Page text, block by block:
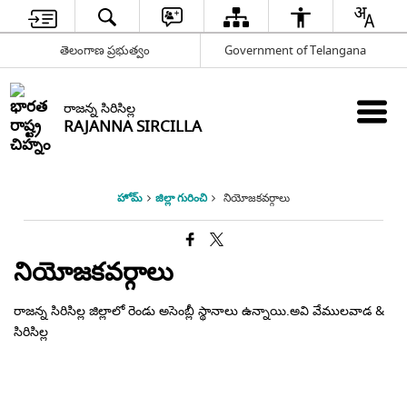
తెలంగాణ ప్రభుత్వం Government of Telangana
రాజన్న సిరిసిల్ల
RAJANNA SIRCILLA
హోమ్ జిల్లా గురించి నియోజకవర్గాలు
నియోజకవర్గాలు
రాజన్న సిరిసిల్ల జిల్లాలో రెండు అసెంబ్లీ స్థానాలు ఉన్నాయి.అవి వేములవాడ &
సిరిసిల్ల